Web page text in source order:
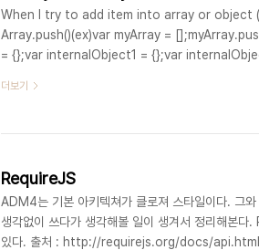
When I try to add item into array or object
Array.push()(ex)var myArray =
= {};var internalObject1 = {};var
internalObject2 ); Let rock
더보기
RequireJS
ADM4는 기본 아키텍쳐가 클로져 스타일이다. 그
생각없이 쓰다가 생각해볼 일이 생겨서 정리해본
있다. 출처 : http://requirejs.org/docs/